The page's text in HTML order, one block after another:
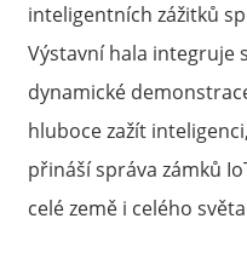
inteligentních zážitků
Výstavní hala integruje
dynamické
hluboce zažít
přináší správa zámků
celé země i celého